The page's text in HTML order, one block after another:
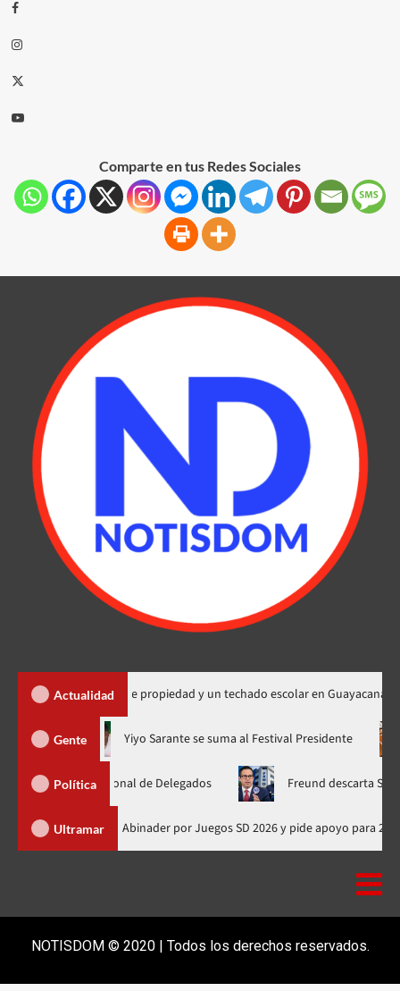
Comparte en tus Redes Sociales
Actualidad
450 títulos de propiedad y un techado escolar en Guayacanal
Gente
en nuevo horario Yiyo Sarante se suma al Festival
Política
Nacional de Delegados Freund descarta Secretaría
Ultramar
Presidente de Honduras felicita a Abinader por Juegos SD 2026 y pide
NOTISDOM © 2020 | Todos los derechos reservados.